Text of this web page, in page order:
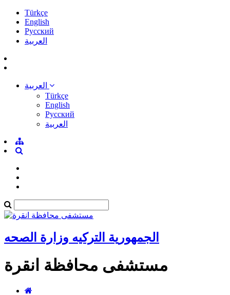
Türkçe
English
Pусский
العربية
Türkçe
English
Pусский
العربية
الجمهورية التركيه وزارة الصحه
مستشفى محافظة انقرة